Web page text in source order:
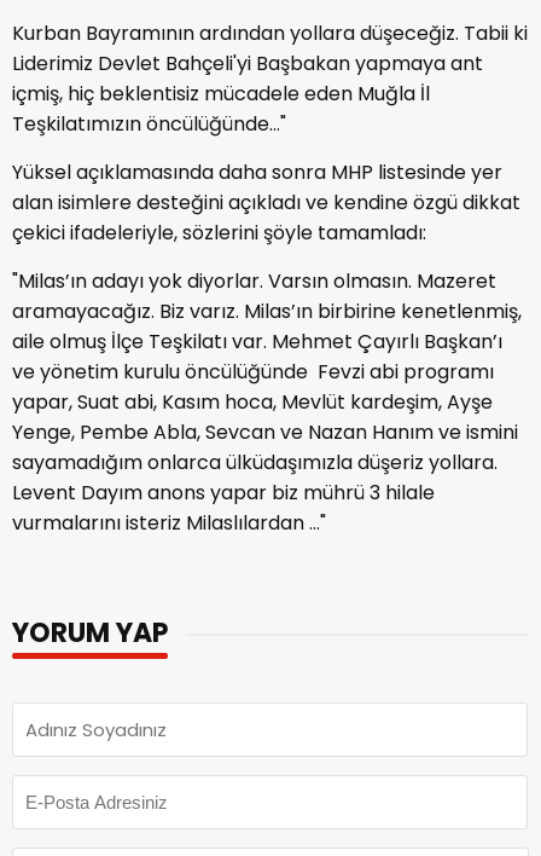
Kurban Bayramının ardından yollara düşeceğiz. Tabii ki
Liderimiz Devlet Bahçeli'yi Başbakan yapmaya ant
içmiş, hiç beklentisiz mücadele eden Muğla İl
Teşkilatımızın öncülüğünde…"
Yüksel açıklamasında daha sonra MHP listesinde yer
alan isimlere desteğini açıkladı ve kendine özgü dikkat
çekici ifadeleriyle, sözlerini şöyle tamamladı:
"Milas’ın adayı yok diyorlar. Varsın olmasın. Mazeret
aramayacağız. Biz varız. Milas’ın birbirine kenetlenmiş,
aile olmuş İlçe Teşkilatı var. Mehmet Çayırlı Başkan’ı
ve yönetim kurulu öncülüğünde Fevzi abi programı
yapar, Suat abi, Kasım hoca, Mevlüt kardeşim, Ayşe
Yenge, Pembe Abla, Sevcan ve Nazan Hanım ve ismini
sayamadığım onlarca ülküdaşımızla düşeriz yollara.
Levent Dayım anons yapar biz mührü 3 hilale
vurmalarını isteriz Milaslılardan ..."
YORUM YAP